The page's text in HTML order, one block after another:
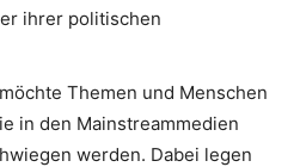
ihrer politischen
Themen und Menschen
in den Mainstreammedien
werden. Dabei legen